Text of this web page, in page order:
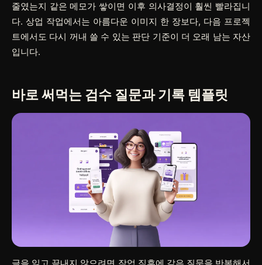
줄였는지 같은 메모가 쌓이면 이후 의사결정이 훨씬 빨라집니
다. 상업 작업에서는 아름다운 이미지 한 장보다, 다음 프로젝
트에서도 다시 꺼내 쓸 수 있는 판단 기준이 더 오래 남는 자산
입니다.
바로 써먹는 검수 질문과 기록 템플릿